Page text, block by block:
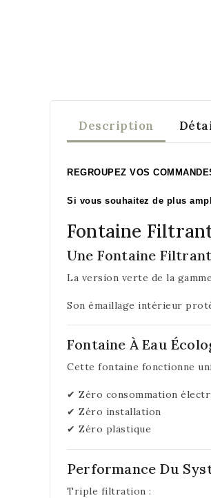
Description
REGROUPEZ VOS
Si vous souhaitez de plus
Fontaine
Une Fontaine
La version verte de la
Son émaillage intérieur
Fontaine À Eau
Cette fontaine fonctionne
✔ Zéro consommation
✔ Zéro installation
✔ Zéro plastique
Performance Du
Triple filtration :